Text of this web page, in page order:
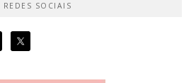
REDES SOCIAIS